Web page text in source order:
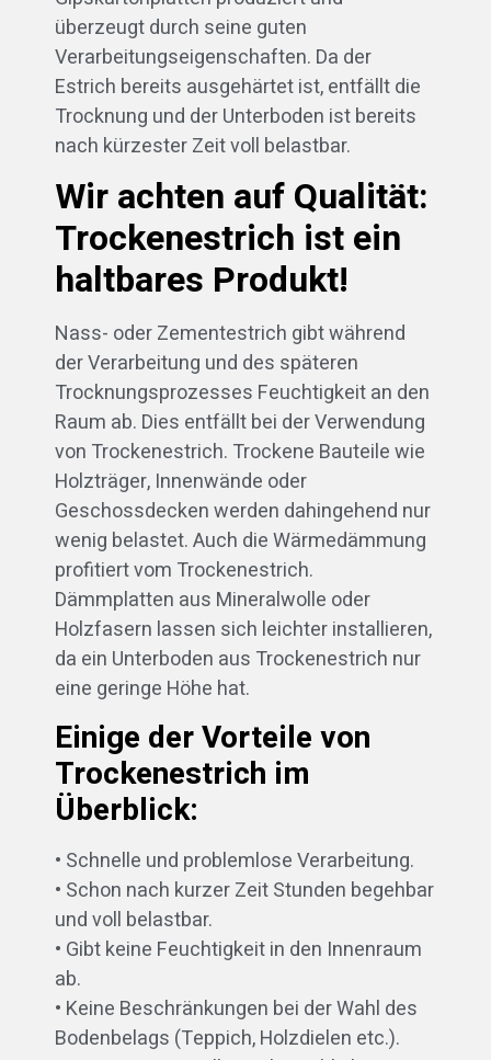
überzeugt durch seine guten
Verarbeitungseigenschaften. Da der
Estrich bereits ausgehärtet ist, entfällt die
Trocknung und der Unterboden ist bereits
nach kürzester Zeit voll belastbar.
Wir achten auf Qualität:
Trockenestrich ist ein
haltbares Produkt!
Nass- oder Zementestrich gibt während
der Verarbeitung und des späteren
Trocknungsprozesses Feuchtigkeit an den
Raum ab. Dies entfällt bei der Verwendung
von Trockenestrich. Trockene Bauteile wie
Holzträger, Innenwände oder
Geschossdecken werden dahingehend nur
wenig belastet. Auch die Wärmedämmung
profitiert vom Trockenestrich.
Dämmplatten aus Mineralwolle oder
Holzfasern lassen sich leichter installieren,
da ein Unterboden aus Trockenestrich nur
eine geringe Höhe hat.
Einige der Vorteile von
Trockenestrich im
Überblick:
• Schnelle und problemlose Verarbeitung.
• Schon nach kurzer Zeit Stunden begehbar
und voll belastbar.
• Gibt keine Feuchtigkeit in den Innenraum
ab.
• Keine Beschränkungen bei der Wahl des
Bodenbelags (Teppich, Holzdielen etc.).